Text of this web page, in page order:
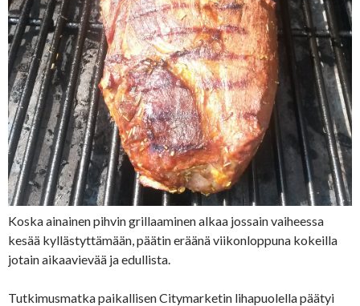
Koska ainainen pihvin grillaaminen alkaa jossain vaiheessa
kesää kyllästyttämään, päätin eräänä viikonloppuna kokeilla
jotain aikaavievää ja edullista.
Tutkimusmatka paikallisen Citymarketin lihapuolella päätyi